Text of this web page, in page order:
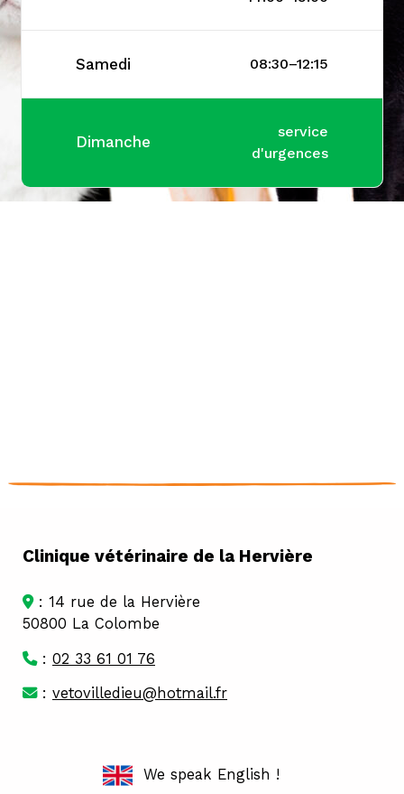
Samedi 08:30–12:15
Dimanche
service
d'urgences
Clinique vétérinaire de la Hervière
: 14 rue de la Hervière
50800 La Colombe
: 02 33 61 01 76
: vetovilledieu@hotmail.fr
We speak English !